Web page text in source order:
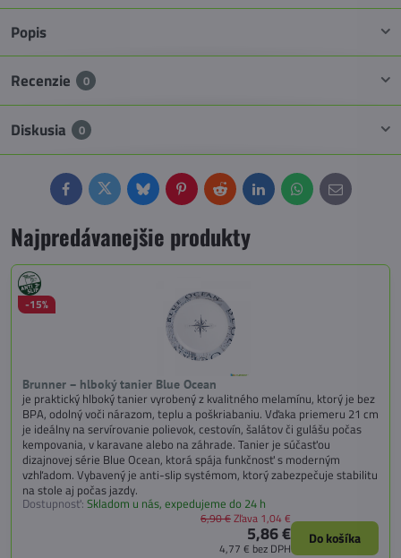
Popis
Recenzie 0
Diskusia 0
FacebookTwitterBlueskyPinterestReddit LinkedInWhatsApp
E-
mail
Najpredávanejšie produkty
Brunner – hlboký tanier Blue Ocean
-15%
je praktický hlboký tanier vyrobený z kvalitného melamínu, ktorý je bez
BPA, odolný voči nárazom, teplu a poškriabaniu. Vďaka priemeru 21 cm
je ideálny na servírovanie polievok, cestovín, šalátov či gulášu počas
kempovania, v karavane alebo na záhrade. Tanier je súčasťou
dizajnovej série Blue Ocean, ktorá spája funkčnosť s moderným
vzhľadom. Vybavený je anti-slip systémom, ktorý zabezpečuje stabilitu
na stole aj počas jazdy.
Dostupnosť: Skladom u nás, expedujeme do 24 h
5,86 €
4,77 € bez DPH
6,90 €Zľava 1,04 €
Do košíka